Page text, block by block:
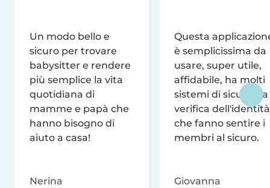
Un modo bello e
sicuro per trovare
babysitter e rendere
più semplice la vita
quotidiana di
mamme e papà che
hanno bisogno di
aiuto a casa!
Nerina
Questa
è semplicissima da
usare, super utile,
affidabile, ha molti
sistemi di sicurezza
verifica dell'identità
che fanno sentire i
membri al sicuro.
Giovanna